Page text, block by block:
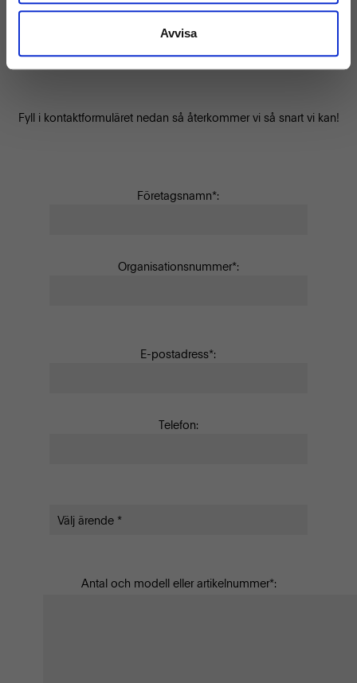
Avvisa
Vill du komma i kontakt med en säljare angående att hyra
produkter från Inrego? Eller har du ett större inköp och skulle
Fyll i kontaktformuläret nedan så återkommer vi så snart vi kan!
Företagsnamn*:
Organisationsnummer*:
E-postadress*:
Telefon:
Antal och modell eller artikelnummer*: